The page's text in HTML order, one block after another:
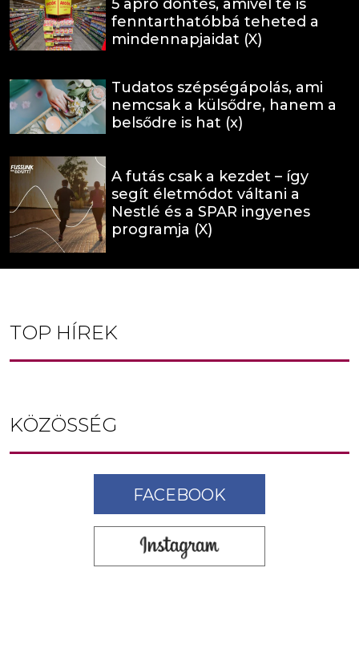
5 apró döntés, amivel te is
fenntarthatóbbá teheted a
mindennapjaidat (X)
Tudatos szépségápolás, ami
nemcsak a külsődre, hanem a
belsődre is hat (x)
A futás csak a kezdet – így
segít életmódot váltani a
Nestlé és a SPAR ingyenes
programja (X)
TOP HÍREK
KÖZÖSSÉG
FACEBOOK